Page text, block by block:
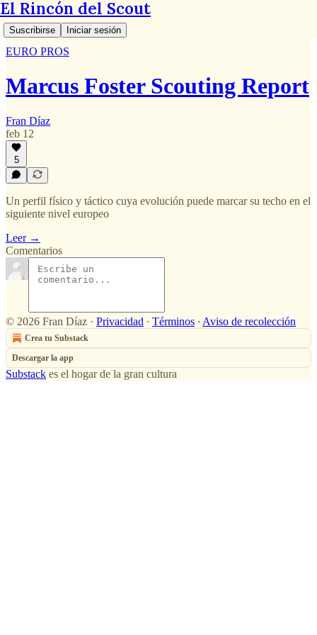
El Rincón del Scout
Suscribirse Iniciar sesión
EURO PROS
Marcus Foster Scouting Report
Fran Díaz
feb 12
5
Un perfil físico y táctico cuya evolución puede marcar su techo en el
siguiente nivel europeo
Leer →
Comentarios
© 2026 Fran Díaz · Privacidad ∙ Términos ∙ Aviso de recolección
Crea tu Substack
Descargar la app
Substack es el hogar de la gran cultura